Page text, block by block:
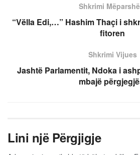
Shkrimi
“Vëlla Edi,…” Hashim Thaçi i
fitoren
Shkrimi Vijues
Jashtë Parlamentit, Ndoka i
mbajë
Lini një Përgjigje